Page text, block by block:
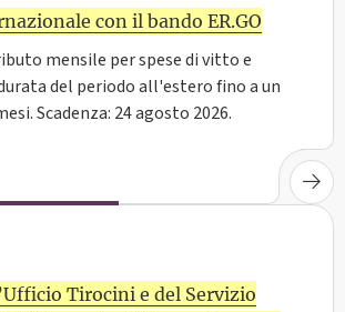
con il bando ER.GO
mensile per spese di vitto e
del periodo all'estero fino a un
Scadenza: 24 agosto 2026.
Tirocini e del Servizio